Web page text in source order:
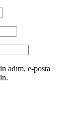
adım, e-posta